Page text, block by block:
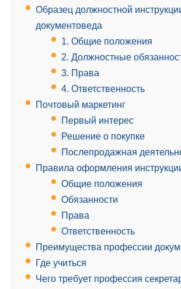
Образец должностной
документоведа
1. Общие положения
2. Должностные
3. Права
4. Ответственность
Почтовый маркетинг
Первый интерес
Решение о покупке
Послепродажная
Правила оформления
Общие положения
Обязанности
Права
Ответственность
Преимущества профессии
Где учиться
Чего требует профессия